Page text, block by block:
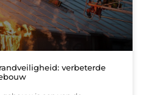
verbeterde